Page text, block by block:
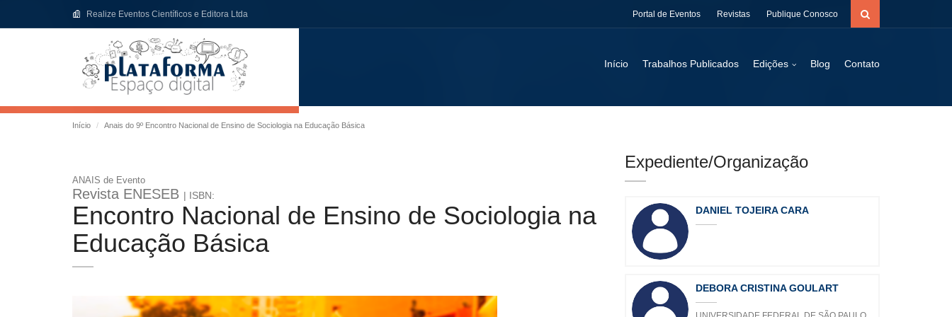
Realize Eventos Científicos e Editora Ltda Portal de Eventos Revistas Publique Conosco
Início Trabalhos Publicados Edições Blog Contato
Início Anais do 9º Encontro Nacional de Ensino de Sociologia na Educação Básica
ANAIS de Evento
Revista ENESEB | ISBN:
Encontro Nacional de Ensino de Sociologia na
Educação Básica
Expediente/Organização
DANIEL TOJEIRA CARA
DEBORA CRISTINA GOULART